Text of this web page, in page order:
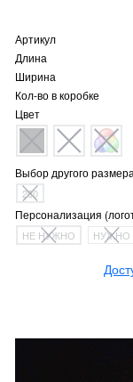
Артикул
Длина
Ширина
Кол-во в коробке
Цвет
Выбор другого размера
280
Персонализация
НЕ НУЖНО НУЖНО